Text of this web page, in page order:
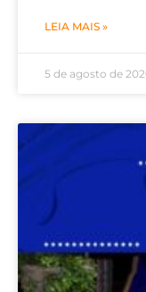
LEIA MAIS »
5 de agosto de